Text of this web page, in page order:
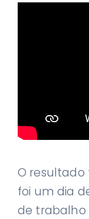
O resultado
foi um dia
de trabalho